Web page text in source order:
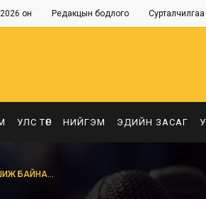
он Редакцын бодлого
УЛС ТӨР НИЙГЭМ ЭДИЙН ЗАСАГ
БАЙНА...